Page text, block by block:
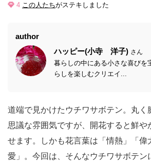
4 この人たちがステキしました
author
ハッピー(小寺 洋子) さん
暮らしの中にある小さな喜びを
らしを楽しむクリエイ...
道端で見かけたウチワサボテン。丸く
思議な雰囲気ですが、開花すると鮮や
せます。しかも花言葉は「情熱」「偉
愛」。今回は、そんなウチワサボテン